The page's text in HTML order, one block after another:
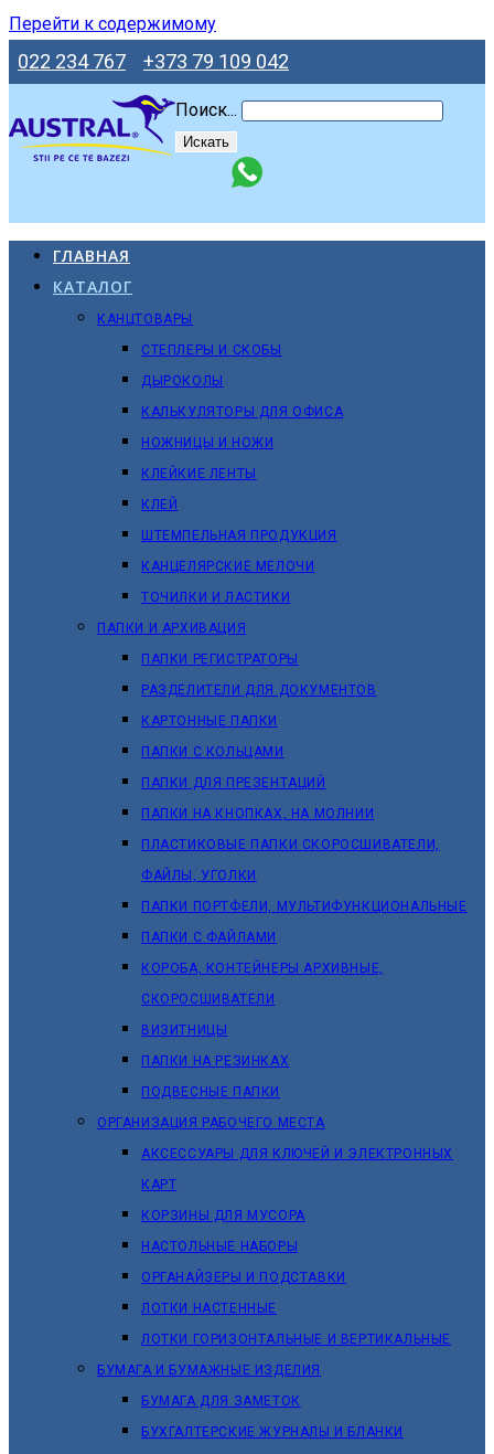
Перейти к содержимому
022 234 767 +373 79 109 042
Поиск...
Искать
ГЛАВНАЯ
КАТАЛОГ
КАНЦТОВАРЫ
СТЕПЛЕРЫ И СКОБЫ
ДЫРОКОЛЫ
КАЛЬКУЛЯТОРЫ ДЛЯ ОФИСА
НОЖНИЦЫ И НОЖИ
КЛЕЙКИЕ ЛЕНТЫ
КЛЕЙ
ШТЕМПЕЛЬНАЯ ПРОДУКЦИЯ
КАНЦЕЛЯРСКИЕ МЕЛОЧИ
ТОЧИЛКИ И ЛАСТИКИ
ПАПКИ И АРХИВАЦИЯ
ПАПКИ РЕГИСТРАТОРЫ
РАЗДЕЛИТЕЛИ ДЛЯ ДОКУМЕНТОВ
КАРТОННЫЕ ПАПКИ
ПАПКИ С КОЛЬЦАМИ
ПАПКИ ДЛЯ ПРЕЗЕНТАЦИЙ
ПАПКИ НА КНОПКАХ, НА МОЛНИИ
ПЛАСТИКОВЫЕ ПАПКИ СКОРОСШИВАТЕЛИ,
ФАЙЛЫ, УГОЛКИ
ПАПКИ ПОРТФЕЛИ, МУЛЬТИФУНКЦИОНАЛЬНЫЕ
ПАПКИ С ФАЙЛАМИ
КОРОБА, КОНТЕЙНЕРЫ АРХИВНЫЕ,
СКОРОСШИВАТЕЛИ
ВИЗИТНИЦЫ
ПАПКИ НА РЕЗИНКАХ
ПОДВЕСНЫЕ ПАПКИ
ОРГАНИЗАЦИЯ РАБОЧЕГО МЕСТА
АКСЕССУАРЫ ДЛЯ КЛЮЧЕЙ И ЭЛЕКТРОННЫХ
КАРТ
КОРЗИНЫ ДЛЯ МУСОРА
НАСТОЛЬНЫЕ НАБОРЫ
ОРГАНАЙЗЕРЫ И ПОДСТАВКИ
ЛОТКИ НАСТЕННЫЕ
ЛОТКИ ГОРИЗОНТАЛЬНЫЕ И ВЕРТИКАЛЬНЫЕ
БУМАГА И БУМАЖНЫЕ ИЗДЕЛИЯ
БУМАГА ДЛЯ ЗАМЕТОК
БУХГАЛТЕРСКИЕ ЖУРНАЛЫ И БЛАНКИ